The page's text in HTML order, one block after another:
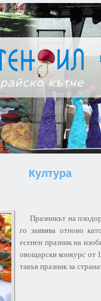
Култура
Празникът на
го заявява отново
есенен празник на
овощарски конкурс от
такъв празник за